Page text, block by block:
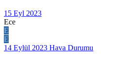
15 Eyl 2023
Ece
E
E
14 Eylül 2023 Hava Durumu